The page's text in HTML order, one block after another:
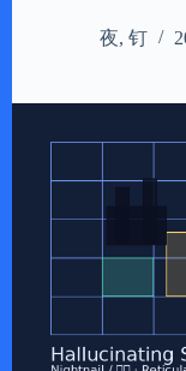
夜, 钉